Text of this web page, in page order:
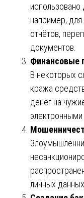
например,
отчётов,
документов.
Финансовые
В некоторых
кража
денег на
личных